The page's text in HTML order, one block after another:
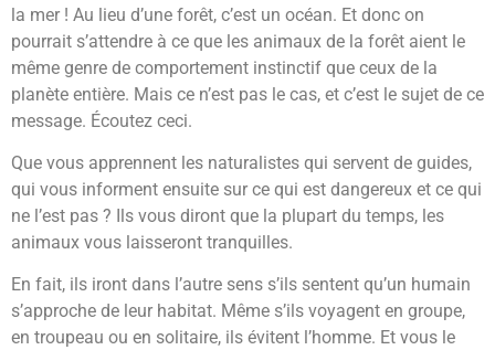
la mer ! Au lieu d’une forêt, c’est un océan. Et donc on
pourrait s’attendre à ce que les animaux de la forêt aient le
même genre de comportement instinctif que ceux de la
planète entière. Mais ce n’est pas le cas, et c’est le sujet de ce
message. Écoutez ceci.
Que vous apprennent les naturalistes qui servent de guides,
qui vous informent ensuite sur ce qui est dangereux et ce qui
ne l’est pas ? Ils vous diront que la plupart du temps, les
animaux vous laisseront tranquilles.
En fait, ils iront dans l’autre sens s’ils sentent qu’un humain
s’approche de leur habitat. Même s’ils voyagent en groupe,
en troupeau ou en solitaire, ils évitent l’homme. Et vous le